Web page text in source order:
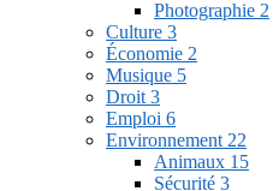
Photographie 2
Culture 3
Économie 2
Musique 5
Droit 3
Emploi 6
Environnement 22
Animaux 15
Sécurité 3